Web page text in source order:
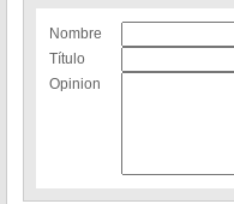
Nombre
Título
Opinion